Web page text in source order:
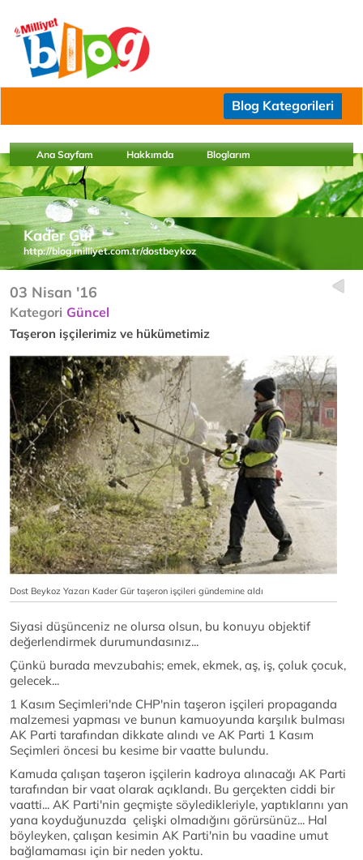
Blog Kategorileri
Ana Sayfam Hakkımda Bloglarım
Kader Gür
http://blog.milliyet.com.tr/dostbeykoz
03 Nisan '16
Kategori Güncel
Taşeron işçilerimiz ve hükümetimiz
Dost Beykoz Yazarı Kader Gür taşeron işçileri gündemine aldı
Siyasi düşünceniz ne olursa olsun, bu konuyu objektif
değerlendirmek durumundasınız...
Çünkü burada mevzubahis; emek, ekmek, aş, iş, çoluk çocuk,
gelecek...
1 Kasım Seçimleri'nde CHP'nin taşeron işçileri propaganda
malzemesi yapması ve bunun kamuoyunda karşılık bulması
AK Parti tarafından dikkate alındı ve AK Parti 1 Kasım
Seçimleri öncesi bu kesime bir vaatte bulundu.
Kamuda çalışan taşeron işçilerin kadroya alınacağı AK Parti
tarafından bir vaat olarak açıklandı. Bu gerçekten ciddi bir
vaatti... AK Parti'nin geçmişte söyledikleriyle, yaptıklarını yan
yana koyduğunuzda çelişki olmadığını görürsünüz... Hal
böyleyken, çalışan kesimin AK Parti'nin bu vaadine umut
bağlamaması için bir neden yoktu.